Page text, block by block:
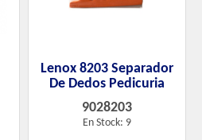
Lenox 8203 Separador
De Dedos Pedicuria
9028203
En Stock: 9